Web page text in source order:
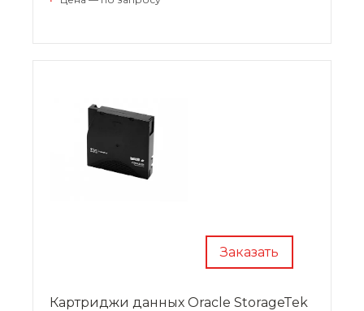
инструменты, обеспечивающие возможность
Заказать
Картриджи данных Oracle StorageTek